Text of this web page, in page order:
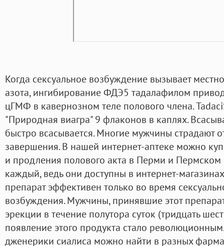
Когда сексуальное возбуждение вызывает
азота, ингибирование ФДЭ5 тадалафилом
цГМФ в кавернозном теле полового члена.
"Природная виагра" 9 флаконов в каплях.
быстро всасывается. Многие мужчины страдают
завершения. В нашей интернет-аптеке можно
и продления полового акта в Перми и Пермском
каждый, ведь они доступны в интернет-
препарат эффективен только во время
возбуждения. Мужчины, принявшие этот
эрекции в течение полутора суток (тридцать
появление этого продукта стало
дженерики сиалиса можно найти в разных